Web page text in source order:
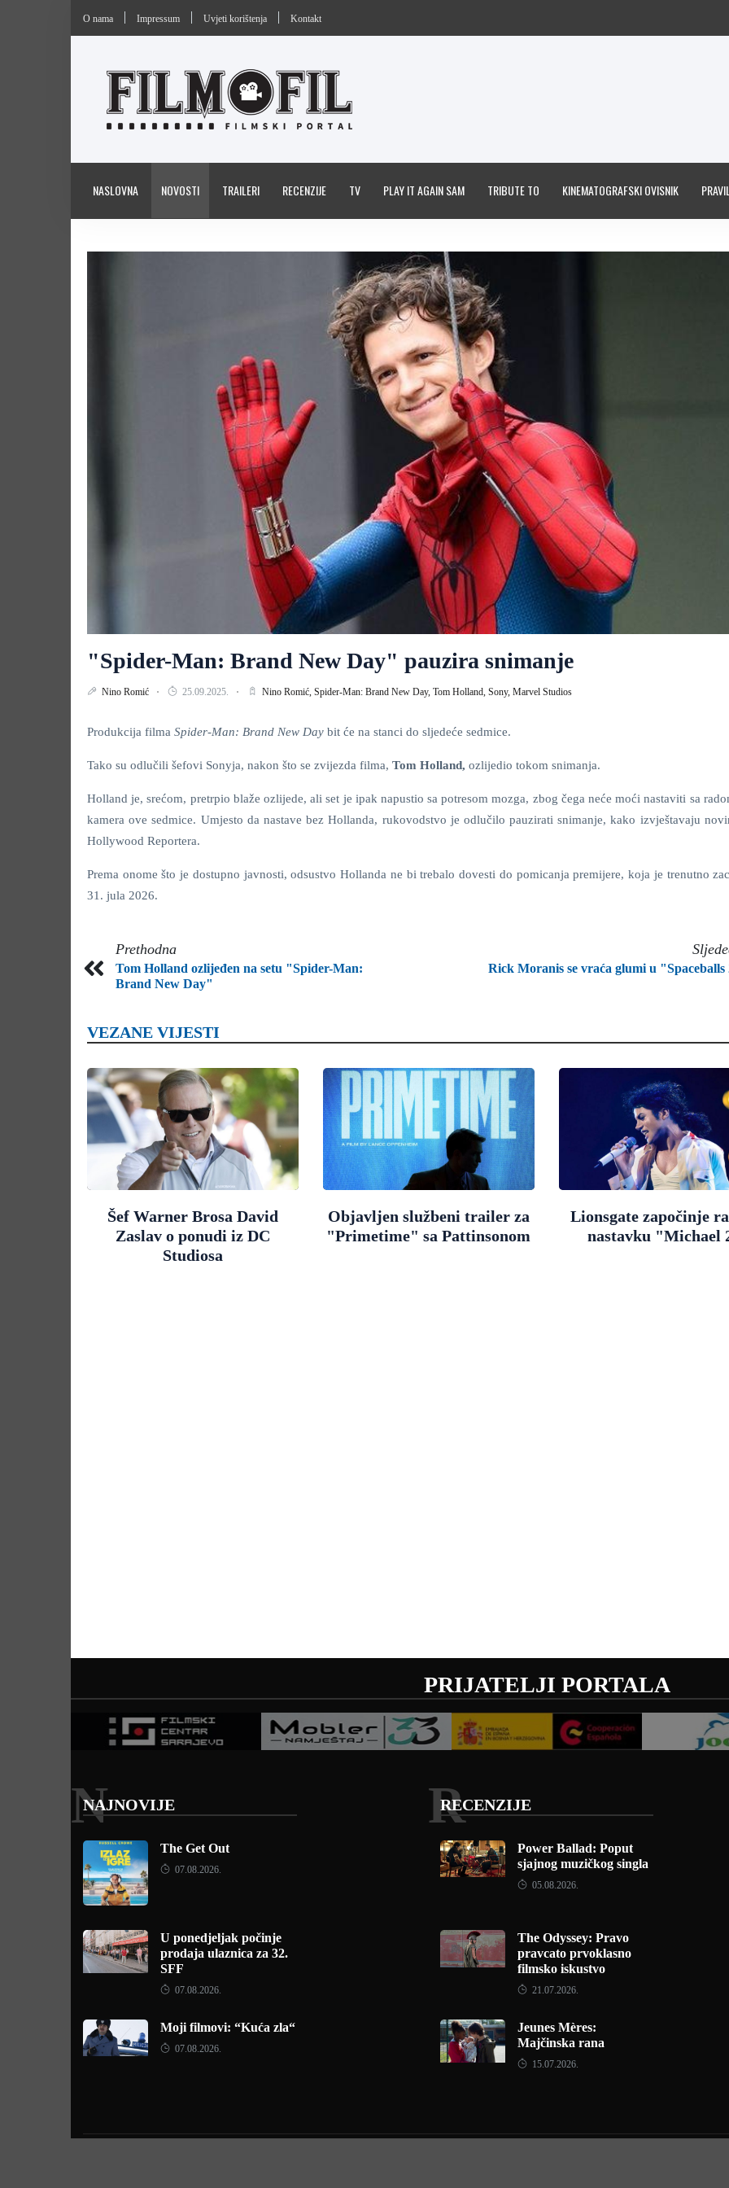
O nama Impressum Uvjeti korištenja Kontakt
NASLOVNA NOVOSTI TRAILERI RECENZIJE TV PLAY IT AGAIN SAM TRIBUTE TO KINEMATOGRAFSKI OVISNIK
"Spider-Man: Brand New Day" pauzira snimanje
Nino Romić 25.09.2025. Nino Romić, Spider-Man: Brand New Day, Tom Holland, Sony, Marvel Studios
Produkcija filma Spider-Man: Brand New Day bit će na stanci do sljedeće sedmice.
Tako su odlučili šefovi Sonyja, nakon što se zvijezda filma, Tom Holland, ozlijedio tokom snimanja.
Holland je, srećom, pretrpio blaže ozlijede, ali set je ipak napustio sa potresom mozga, zbog čega neće moći nastaviti sa
kamera ove sedmice. Umjesto da nastave bez Hollanda, rukovodstvo je odlučilo pauzirati snimanje, kako izvještavaju
Hollywood Reportera.
Prema onome što je dostupno javnosti, odsustvo Hollanda ne bi trebalo dovesti do pomicanja premijere, koja je trenutno
31. jula 2026.
Prethodna
Tom Holland ozlijeđen na setu "Spider-Man:
Brand New Day"
Rick Moranis se vraća glumi u "Spaceballs
VEZANE VIJESTI
Šef Warner Brosa David
Zaslav o ponudi iz DC
Studiosa
Objavljen službeni trailer za
"Primetime" sa Pattinsonom
Lionsgate započinje
nastavku "Michael
PRIJATELJI PORTALA
NAJNOVIJE
N
The Get Out
07.08.2026.
U ponedjeljak počinje
prodaja ulaznica za 32.
SFF
07.08.2026.
Moji filmovi: “Kuća zla“
07.08.2026.
RECENZIJE
R
Power Ballad: Poput
sjajnog muzičkog singla
05.08.2026.
The Odyssey: Pravo
pravcato prvoklasno
filmsko iskustvo
21.07.2026.
Jeunes Mères:
Majčinska rana
15.07.2026.